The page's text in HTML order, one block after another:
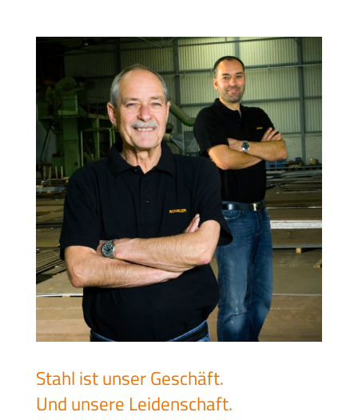
Stahl ist unser Geschäft.
Und unsere Leidenschaft.